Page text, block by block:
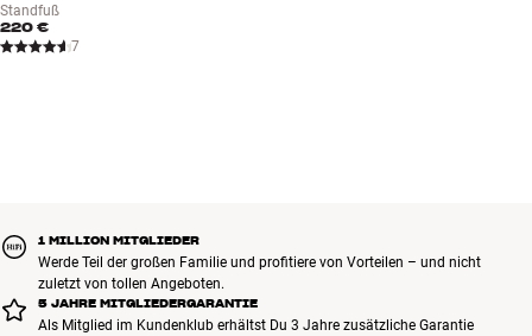
Standfuß
220 €
7
1 MILLION MITGLIEDER
Werde Teil der großen Familie und profitiere von Vorteilen – und nicht
zuletzt von tollen Angeboten.
5 JAHRE MITGLIEDERGARANTIE
Als Mitglied im Kundenklub erhältst Du 3 Jahre zusätzliche Garantie